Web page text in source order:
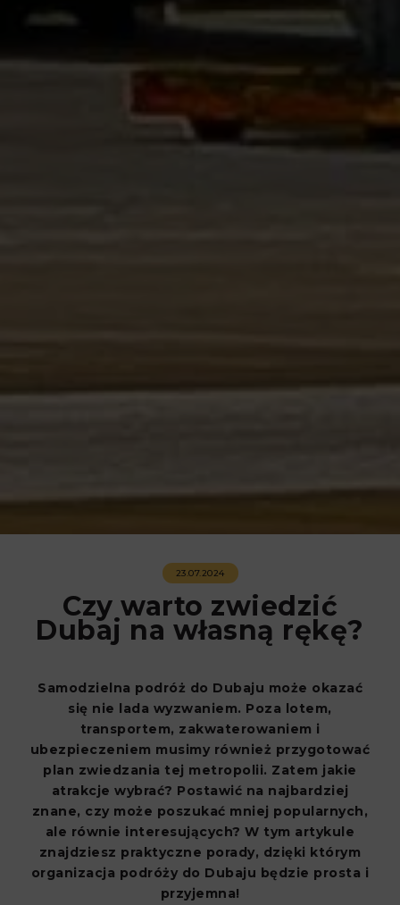
23.07.2024
Czy warto zwiedzić
Dubaj na własną rękę?
Samodzielna podróż do Dubaju może okazać
się nie lada wyzwaniem. Poza lotem,
transportem, zakwaterowaniem i
ubezpieczeniem musimy również przygotować
plan zwiedzania tej metropolii. Zatem jakie
atrakcje wybrać? Postawić na najbardziej
znane, czy może poszukać mniej popularnych,
ale równie interesujących? W tym artykule
znajdziesz praktyczne porady, dzięki którym
organizacja podróży do Dubaju będzie prosta i
przyjemna!